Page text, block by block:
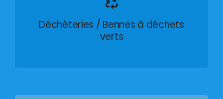
Déchèteries / Bennes à déchets
verts